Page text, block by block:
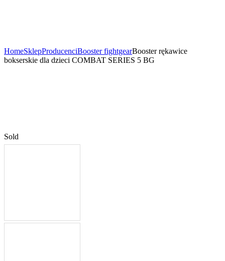
HomeSklepProducenciBooster fightgearBooster rękawice
bokserskie dla dzieci COMBAT SERIES 5 BG
Sold